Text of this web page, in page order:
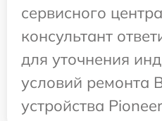
сервисного
консультант
для уточнения
условий ремонта
устройства